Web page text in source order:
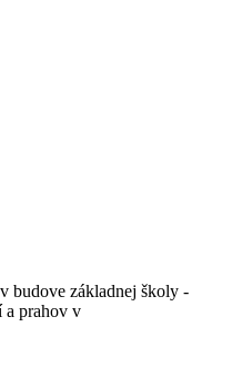
budove základnej školy -
a prahov v